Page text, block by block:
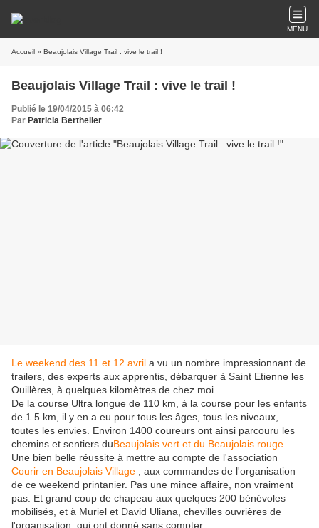
MENU
Accueil » Beaujolais Village Trail : vive le trail !
Beaujolais Village Trail : vive le trail !
Publié le 19/04/2015 à 06:42
Par Patricia Berthelier
Le weekend des 11 et 12 avril a vu un nombre impressionnant de
trailers, des experts aux apprentis, débarquer à Saint Etienne les
Ouillères, à quelques kilomètres de chez moi.
De la course Ultra longue de 110 km, à la course pour les enfants
de 1.5 km, il y en a eu pour tous les âges, tous les niveaux,
toutes les envies. Environ 1400 coureurs ont ainsi parcouru les
chemins et sentiers duBeaujolais vert et du Beaujolais rouge
Une bien belle réussite à mettre au compte de l'association
Courir en Beaujolais Village , aux commandes de l'organisation
de ce weekend printanier. Pas une mince affaire, non vraiment
pas. Et grand coup de chapeau aux quelques 200 bénévoles
mobilisés, et à Muriel et David Uliana, chevilles ouvrières de
l'organisation, qui ont donné sans compter.